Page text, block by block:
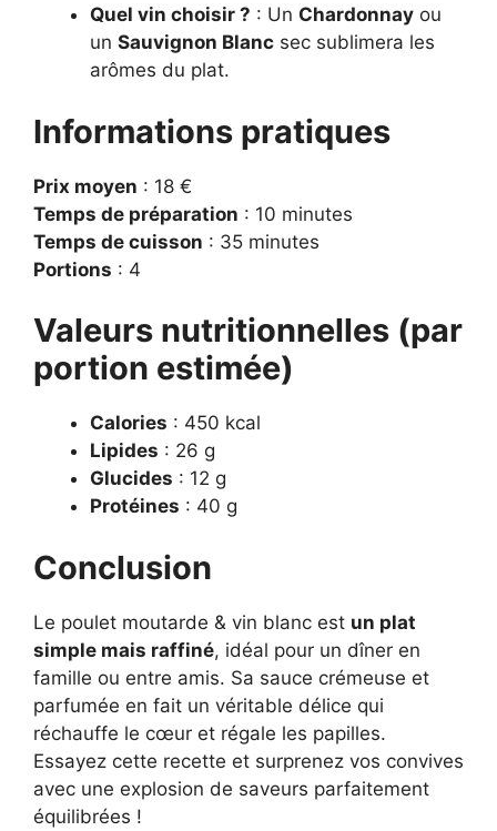
Quel vin choisir ? : Un Chardonnay ou
un Sauvignon Blanc sec sublimera les
arômes du plat.
Informations pratiques
Prix moyen : 18 €
Temps de préparation : 10 minutes
Temps de cuisson : 35 minutes
Portions : 4
Valeurs nutritionnelles (par
portion estimée)
Calories : 450 kcal
Lipides : 26 g
Glucides : 12 g
Protéines : 40 g
Conclusion
Le poulet moutarde & vin blanc est un plat
simple mais raffiné, idéal pour un dîner en
famille ou entre amis. Sa sauce crémeuse et
parfumée en fait un véritable délice qui
réchauffe le cœur et régale les papilles.
Essayez cette recette et surprenez vos convives
avec une explosion de saveurs parfaitement
équilibrées !